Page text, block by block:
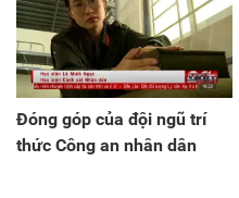
Đóng góp của đội ngũ trí
thức Công an nhân dân